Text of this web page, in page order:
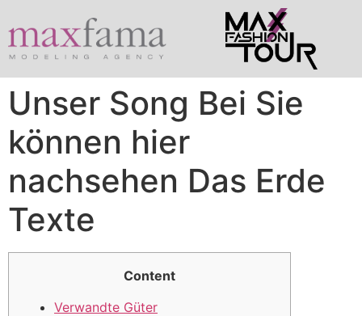
Unser Song Bei Sie
können hier
nachsehen Das Erde
Texte
Content
Verwandte Güter